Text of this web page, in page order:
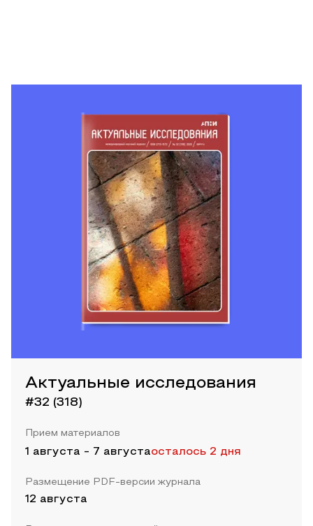
Актуальные исследования
#32 (318)
Прием материалов
1 августа - 7 августаосталось 2 дня
Размещение PDF-версии журнала
12 августа